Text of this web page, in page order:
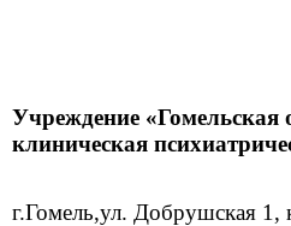
Учреждение «Гомельская
клиническая
г.Гомель,ул. Добрушская 1,